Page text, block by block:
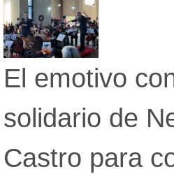
El emotivo
solidario de
Castro para